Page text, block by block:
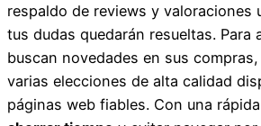
respaldo de reviews y valoraciones
tus dudas quedarán resueltas. Para
buscan novedades en sus
varias elecciones de alta calidad
páginas web fiables. Con una